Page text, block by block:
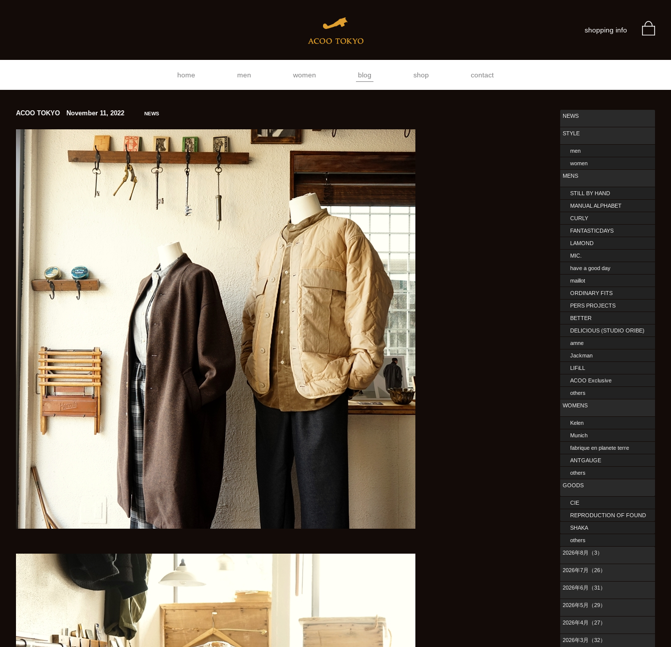
shopping info
home men women blog shop contact
ACOO TOKYO November 11, 2022 NEWS NEWS
STYLE
men
women
MENS
STILL BY HAND
MANUAL ALPHABET
CURLY
FANTASTICDAYS
LAMOND
MIC.
have a good day
maillot
ORDINARY FITS
PERS PROJECTS
BETTER
DELICIOUS (STUDIO ORIBE)
amne
Jackman
LIFiLL
ACOO Exclusive
others
WOMENS
Kelen
Munich
fabrique en planete terre
ANTGAUGE
others
GOODS
CIE
REPRODUCTION OF FOUND
SHAKA
others
2026年8月（3）
2026年7月（26）
2026年6月（31）
2026年5月（29）
2026年4月（27）
2026年3月（32）